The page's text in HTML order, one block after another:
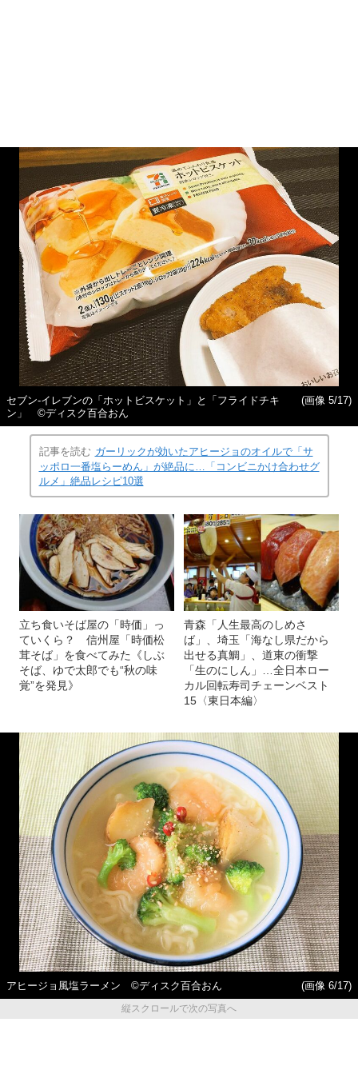
セブン‐イレブンの「ホットビスケット」と「フライドチキ
ン」 ©ディスク百合おん
(画像 5/17)
記事を読む ガーリックが効いたアヒージョのオイルで「サ
ッポロ一番塩らーめん」が絶品に…「コンビニかけ合わせグ
ルメ」絶品レシピ10選
立ち食いそば屋の「時価」っ
ていくら？ 信州屋「時価松
茸そば」を食べてみた《しぶ
そば、ゆで太郎でも“秋の味
覚”を発見》
青森「人生最高のしめさ
ば」、埼玉「海なし県だから
出せる真鯛」、道東の衝撃
「生のにしん」…全日本ロー
カル回転寿司チェーンベスト
15〈東日本編〉
アヒージョ風塩ラーメン ©ディスク百合おん
(画像 6/17)
縦スクロールで次の写真へ